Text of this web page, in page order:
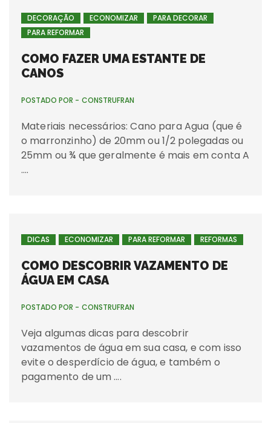
DECORAÇÃO ECONOMIZAR
PARA DECORAR
PARA REFORMAR
COMO FAZER UMA ESTANTE DE
CANOS
POSTADO POR - CONSTRUFRAN
Materiais necessários: Cano para Agua (que é
o marronzinho) de 20mm ou 1/2 polegadas ou
25mm ou ¾ que geralmente é mais em conta A
….
DICAS ECONOMIZAR PARA REFORMAR REFORMAS
COMO DESCOBRIR VAZAMENTO DE
ÁGUA EM CASA
POSTADO POR - CONSTRUFRAN
Veja algumas dicas para descobrir
vazamentos de água em sua casa, e com isso
evite o desperdício de água, e também o
pagamento de um ….